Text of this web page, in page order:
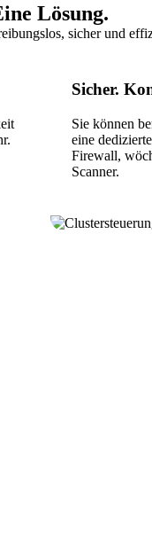
Lösung.
sicher und
Sicher.
Sie können
eine
Firewall,
Scanner.